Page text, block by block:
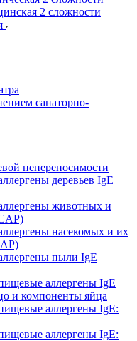
2 сложности
санаторно-
непереносимости
деревьев IgE
животных и
насекомых и их
пыли IgE
аллергены IgE
и компоненты яйца
аллергены IgE:
аллергены IgE: